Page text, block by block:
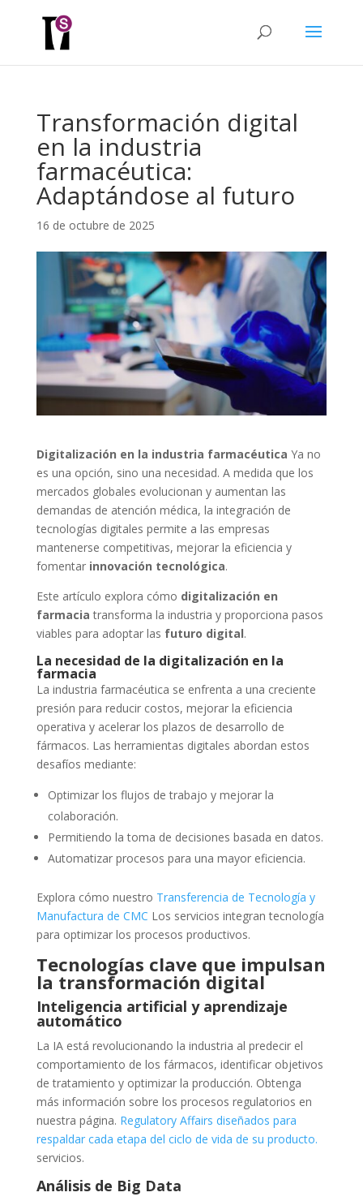
Transformación digital
en la industria
farmacéutica:
Adaptándose al futuro
16 de octubre de 2025
Digitalización en la industria farmacéutica Ya no
es una opción, sino una necesidad. A medida que los
mercados globales evolucionan y aumentan las
demandas de atención médica, la integración de
tecnologías digitales permite a las empresas
mantenerse competitivas, mejorar la eficiencia y
fomentar innovación tecnológica.
Este artículo explora cómo digitalización en
farmacia transforma la industria y proporciona pasos
viables para adoptar las futuro digital.
La necesidad de la digitalización en la
farmacia
La industria farmacéutica se enfrenta a una creciente
presión para reducir costos, mejorar la eficiencia
operativa y acelerar los plazos de desarrollo de
fármacos. Las herramientas digitales abordan estos
desafíos mediante:
Optimizar los flujos de trabajo y mejorar la
colaboración.
Permitiendo la toma de decisiones basada en datos.
Automatizar procesos para una mayor eficiencia.
Explora cómo nuestro Transferencia de Tecnología y
Manufactura de CMC Los servicios integran tecnología
para optimizar los procesos productivos.
Tecnologías clave que impulsan
la transformación digital
Inteligencia artificial y aprendizaje
automático
La IA está revolucionando la industria al predecir el
comportamiento de los fármacos, identificar objetivos
de tratamiento y optimizar la producción. Obtenga
más información sobre los procesos regulatorios en
nuestra página. Regulatory Affairs diseñados para
respaldar cada etapa del ciclo de vida de su producto.
servicios.
Análisis de Big Data